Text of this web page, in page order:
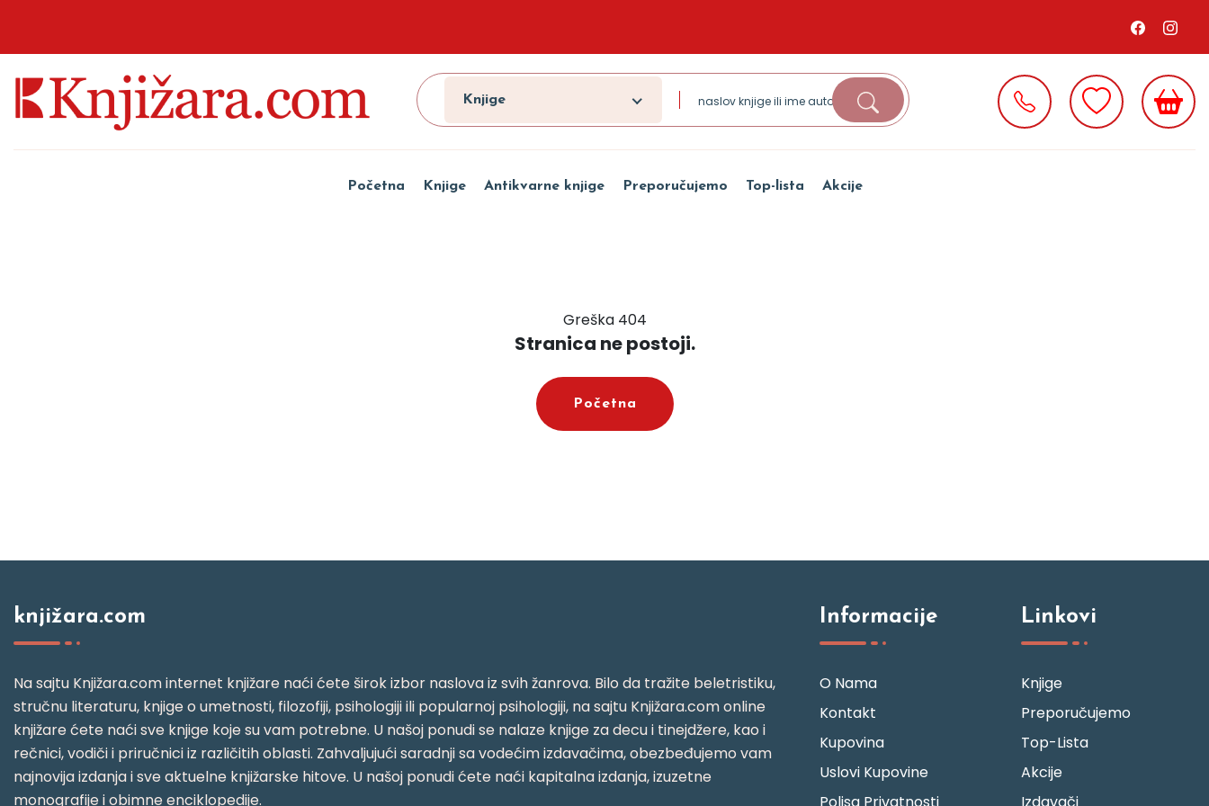
Knjige
Početna Knjige Antikvarne knjige Preporučujemo Top-lista Akcije
Greška 404
Stranica ne postoji.
Početna
knjižara.com
Na sajtu Knjižara.com internet knjižare naći ćete širok izbor naslova iz svih žanrova. Bilo da tražite beletristiku,
stručnu literaturu, knjige o umetnosti, filozofiji, psihologiji ili popularnoj psihologiji, na sajtu Knjižara.com online
knjižare ćete naći sve knjige koje su vam potrebne. U našoj ponudi se nalaze knjige za decu i tinejdžere, kao i
rečnici, vodiči i priručnici iz različitih oblasti. Zahvaljujući saradnji sa vodećim izdavačima, obezbeđujemo vam
najnovija izdanja i sve aktuelne knjižarske hitove. U našoj ponudi ćete naći kapitalna izdanja, izuzetne
monografije i obimne enciklopedije.
Informacije
O Nama
Kontakt
Kupovina
Uslovi Kupovine
Linkovi
Knjige
Preporučujemo
Top-Lista
Akcije